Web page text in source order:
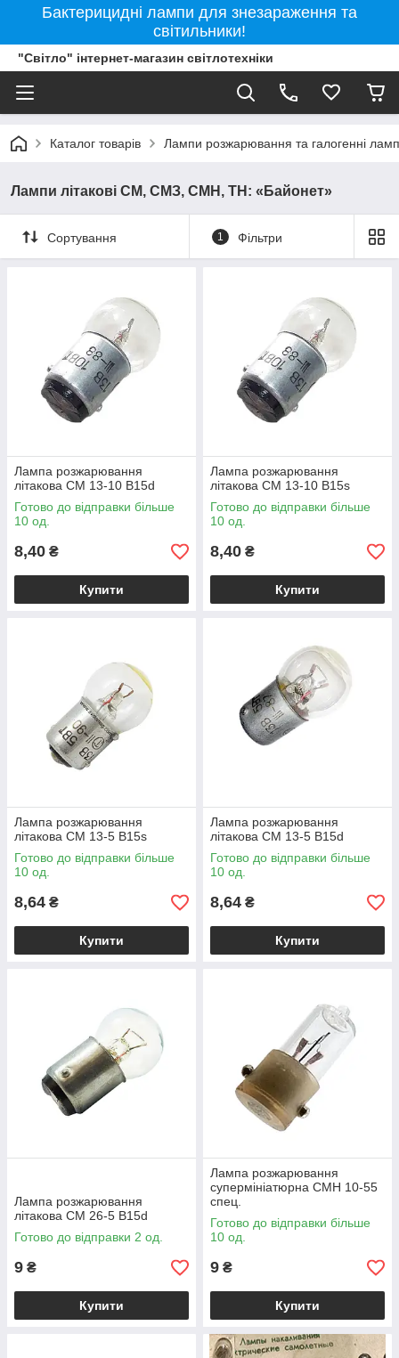
Бактерицидні лампи для знезараження та
світильники!
"Світло" інтернет-магазин світлотехніки
Каталог товарів Лампи розжарювання та галогенні
Лампи літакові СМ, СМЗ, СМН, ТН: «Байонет»
Сортування 1 Фільтри
Лампа розжарювання
літакова СМ 13-10 B15d
Готово до відправки більше
10 од.
8,40 ₴
Купити
Лампа розжарювання
літакова СМ 13-10 B15s
Готово до відправки більше
10 од.
8,40 ₴
Купити
Лампа розжарювання
літакова СМ 13-5 B15s
Готово до відправки більше
10 од.
8,64 ₴
Купити
Лампа розжарювання
літакова СМ 13-5 B15d
Готово до відправки більше
10 од.
8,64 ₴
Купити
Лампа розжарювання
літакова СМ 26-5 B15d
Готово до відправки 2 од.
9 ₴
Купити
Лампа розжарювання
супермініатюрна СМН 10-55
спец.
Готово до відправки більше
10 од.
9 ₴
Купити